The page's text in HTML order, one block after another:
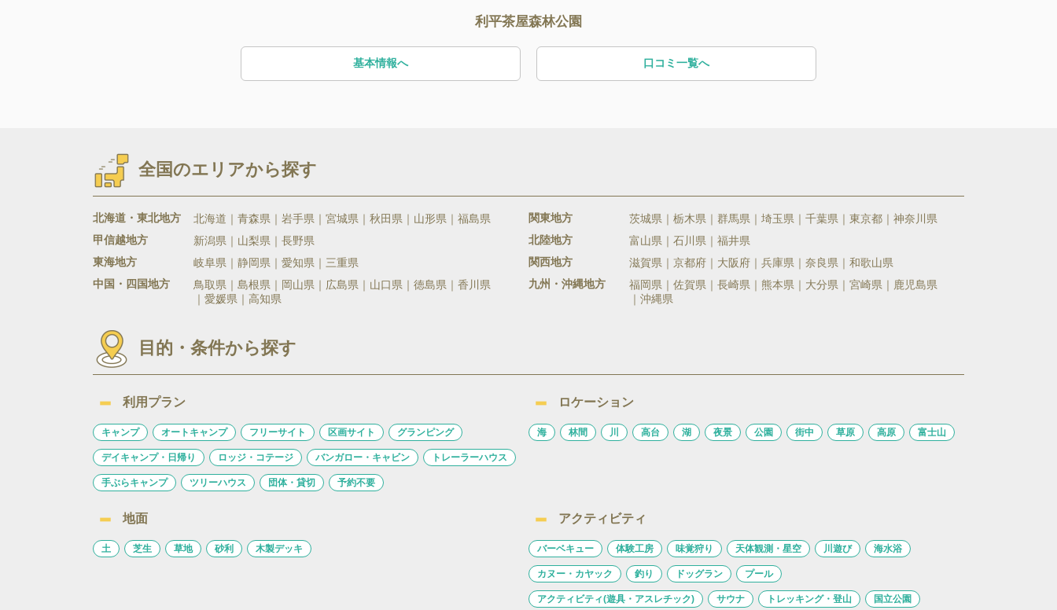
利平茶屋森林公園
基本情報へ 口コミ一覧へ
全国のエリアから探す
北海道・東北地方 北海道 青森県 岩手県 宮城県 秋田県 山形県 福島県 関東地方 茨城県 栃木県 群馬県 埼玉県 千葉県 東京都
神奈川県
甲信越地方
新潟県 山梨県 長野県 北陸地方 富山県 石川県
福井県
東海地方
岐阜県 静岡県 愛知県 三重県 関西地方 滋賀県 京都府 大阪府 兵庫県 奈良県
和歌山県
中国・四国地方
鳥取県 島根県 岡山県 広島県 山口県 徳島県
香川県
愛媛県
高知県
九州・沖縄地方 福岡県 佐賀県 長崎県 熊本県 大分県 宮崎県
鹿児島県
沖縄県
目的・条件から探す
利用プラン
キャンプ オートキャンプ フリーサイト 区画サイト グランピング
デイキャンプ・日帰り ロッジ・コテージ バンガロー・キャビン トレーラーハウス
手ぶらキャンプ ツリーハウス 団体・貸切 予約不要
ロケーション
海 林間 川 高台 湖 夜景 公園 街中 草原 高原 富士山
地面
土 芝生 草地 砂利 木製デッキ
アクティビティ
バーベキュー 体験工房 味覚狩り 天体観測・星空 川遊び 海水浴
カヌー・カヤック 釣り ドッグラン プール
アクティビティ(遊具・アスレチック) サウナ トレッキング・登山 国立公園